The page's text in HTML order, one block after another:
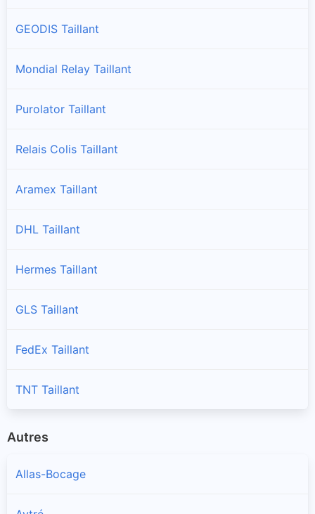
GEODIS Taillant
Mondial Relay Taillant
Purolator Taillant
Relais Colis Taillant
Aramex Taillant
DHL Taillant
Hermes Taillant
GLS Taillant
FedEx Taillant
TNT Taillant
Autres
Allas-Bocage